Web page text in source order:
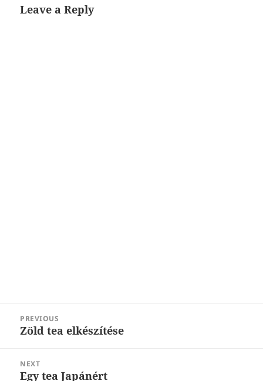
Leave a Reply
navigation
PREVIOUS
Previous
Zöld tea elkészítése
NEXT
Next
Egy tea Japánért